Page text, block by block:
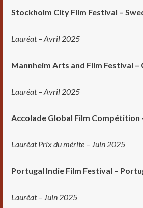
Stockholm City Film Festival –
Lauréat – Avril 2025
Mannheim Arts and Film Festival –
Lauréat – Avril 2025
Accolade Global Film Compétition
Lauréat Prix du mérite – Juin 2025
Portugal Indie Film Festival –
Lauréat – Juin 2025